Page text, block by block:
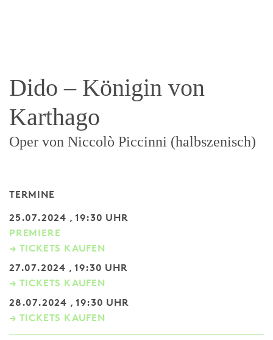
Dido – Königin von
Karthago
Oper von Niccolò Piccinni (halbszenisch)
TERMINE
25.07.2024 , 19:30 UHR
PREMIERE
→ TICKETS KAUFEN
27.07.2024 , 19:30 UHR
→ TICKETS KAUFEN
28.07.2024 , 19:30 UHR
→ TICKETS KAUFEN